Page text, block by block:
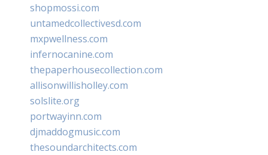
shopmossi.com
untamedcollectivesd.com
mxpwellness.com
infernocanine.com
thepaperhousecollection.com
allisonwillisholley.com
solslite.org
portwayinn.com
djmaddogmusic.com
thesoundarchitects.com